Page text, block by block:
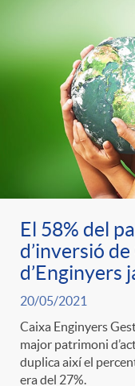
El 58% del
d’inversió
d’Enginyers
20/05/2021
Caixa Enginyers
major patrimoni
duplica així el
era del 27%.